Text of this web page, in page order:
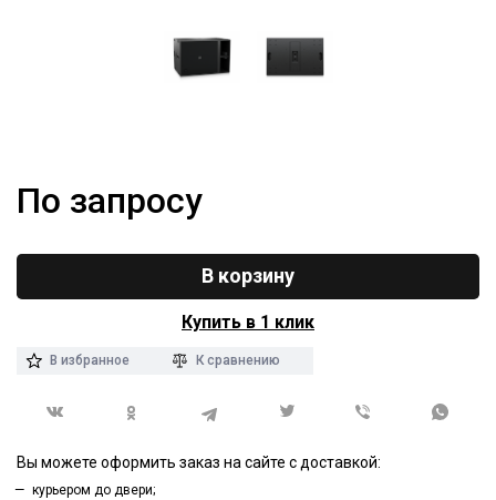
По запросу
В корзину
Купить в 1 клик
В избранное К сравнению
Вы можете оформить заказ на сайте с доставкой:
курьером до двери;